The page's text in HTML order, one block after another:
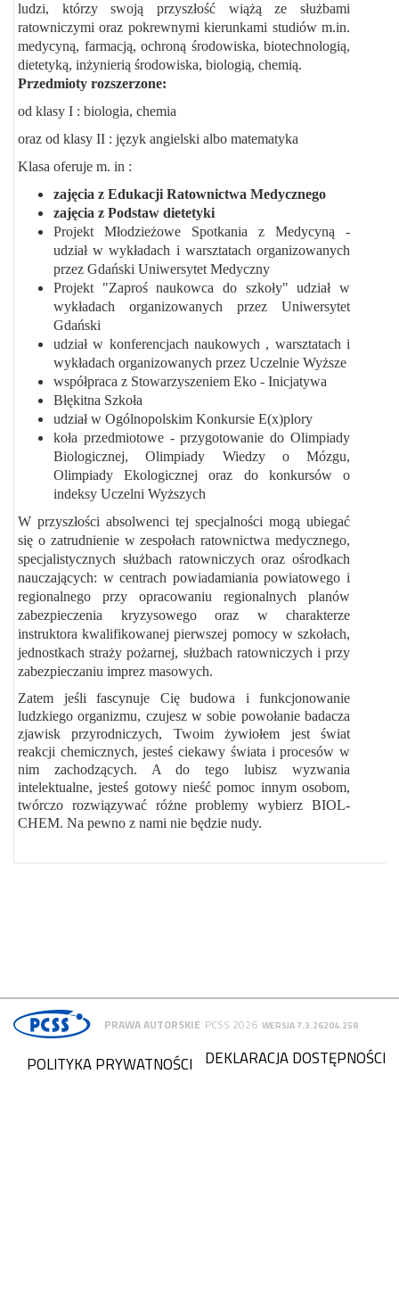
ludzi, którzy swoją przyszłość wiążą ze służbami
ratowniczymi oraz pokrewnymi kierunkami studiów m.in.
medycyną, farmacją, ochroną środowiska, biotechnologią,
dietetyką, inżynierią środowiska, biologią, chemią.
Przedmioty rozszerzone:
od klasy I : biologia, chemia
oraz od klasy II : język angielski albo matematyka
Klasa oferuje m. in :
zajęcia z Edukacji Ratownictwa Medycznego
zajęcia z Podstaw dietetyki
Projekt Młodzieżowe Spotkania z Medycyną -
udział w wykładach i warsztatach organizowanych
przez Gdański Uniwersytet Medyczny
Projekt "Zaproś naukowca do szkoły" udział w
wykładach organizowanych przez Uniwersytet
Gdański
udział w konferencjach naukowych , warsztatach i
wykładach organizowanych przez Uczelnie Wyższe
współpraca z Stowarzyszeniem Eko - Inicjatywa
Błękitna Szkoła
udział w Ogólnopolskim Konkursie E(x)plory
koła przedmiotowe - przygotowanie do Olimpiady
Biologicznej, Olimpiady Wiedzy o Mózgu,
Olimpiady Ekologicznej oraz do konkursów o
indeksy Uczelni Wyższych
W przyszłości absolwenci tej specjalności mogą ubiegać
się o zatrudnienie w zespołach ratownictwa medycznego,
specjalistycznych służbach ratowniczych oraz ośrodkach
nauczających: w centrach powiadamiania powiatowego i
regionalnego przy opracowaniu regionalnych planów
zabezpieczenia kryzysowego oraz w charakterze
instruktora kwalifikowanej pierwszej pomocy w szkołach,
jednostkach straży pożarnej, służbach ratowniczych i przy
zabezpieczaniu imprez masowych.
Zatem jeśli fascynuje Cię budowa i funkcjonowanie
ludzkiego organizmu, czujesz w sobie powołanie badacza
zjawisk przyrodniczych, Twoim żywiołem jest świat
reakcji chemicznych, jesteś ciekawy świata i procesów w
nim zachodzących. A do tego lubisz wyzwania
intelektualne, jesteś gotowy nieść pomoc innym osobom,
twórczo rozwiązywać różne problemy wybierz BIOL-
CHEM. Na pewno z nami nie będzie nudy.
PRAWA AUTORSKIE PCSS 2026 WERSJA 7.3.26204.258
DEKLARACJA DOSTĘPNOŚCI
POLITYKA PRYWATNOŚCI